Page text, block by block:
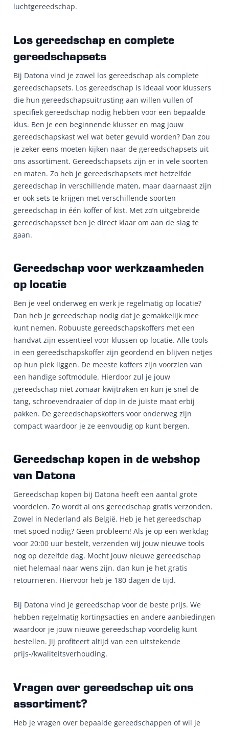
luchtgereedschap.
Los gereedschap en complete
gereedschapsets
Bij Datona vind je zowel los gereedschap als complete
gereedschapsets. Los gereedschap is ideaal voor klussers
die hun gereedschapsuitrusting aan willen vullen of
specifiek gereedschap nodig hebben voor een bepaalde
klus. Ben je een beginnende klusser en mag jouw
gereedschapskast wel wat beter gevuld worden? Dan zou
je zeker eens moeten kijken naar de gereedschapsets uit
ons assortiment. Gereedschapsets zijn er in vele soorten
en maten. Zo heb je gereedschapsets met hetzelfde
gereedschap in verschillende maten, maar daarnaast zijn
er ook sets te krijgen met verschillende soorten
gereedschap in één koffer of kist. Met zo’n uitgebreide
gereedschapsset ben je direct klaar om aan de slag te
gaan.
Gereedschap voor werkzaamheden
op locatie
Ben je veel onderweg en werk je regelmatig op locatie?
Dan heb je gereedschap nodig dat je gemakkelijk mee
kunt nemen. Robuuste gereedschapskoffers met een
handvat zijn essentieel voor klussen op locatie. Alle tools
in een gereedschapskoffer zijn geordend en blijven netjes
op hun plek liggen. De meeste koffers zijn voorzien van
een handige softmodule. Hierdoor zul je jouw
gereedschap niet zomaar kwijtraken en kun je snel de
tang, schroevendraaier of dop in de juiste maat erbij
pakken. De gereedschapskoffers voor onderweg zijn
compact waardoor je ze eenvoudig op kunt bergen.
Gereedschap kopen in de webshop
van Datona
Gereedschap kopen bij Datona heeft een aantal grote
voordelen. Zo wordt al ons gereedschap gratis verzonden.
Zowel in Nederland als België. Heb je het gereedschap
met spoed nodig? Geen probleem! Als je op een werkdag
voor 20:00 uur bestelt, verzenden wij jouw nieuwe tools
nog op dezelfde dag. Mocht jouw nieuwe gereedschap
niet helemaal naar wens zijn, dan kun je het gratis
retourneren. Hiervoor heb je 180 dagen de tijd.
Bij Datona vind je gereedschap voor de beste prijs. We
hebben regelmatig kortingsacties en andere aanbiedingen
waardoor je jouw nieuwe gereedschap voordelig kunt
bestellen. Jij profiteert altijd van een uitstekende
prijs-/kwaliteitsverhouding.
Vragen over gereedschap uit ons
assortiment?
Heb je vragen over bepaalde gereedschappen of wil je